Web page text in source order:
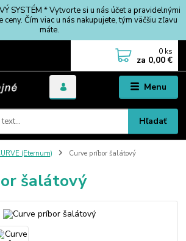
SYSTÉM * Vytvorte si u nás účet a pravidelnými
Čím viac u nás nakupujete, tým väčšiu zľavu
máte.
Menu
Hľadať
0 ks
za 0,00 €
(Eternum) Curve príbor šalátový
šalátový